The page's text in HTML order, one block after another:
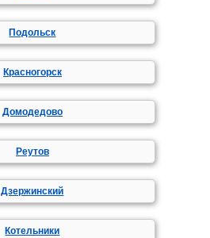
Подольск
Красногорск
Домодедово
Реутов
Дзержинский
Котельники